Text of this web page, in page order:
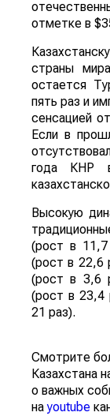
отметке в
страны
остается
пять раз и
сенсацией
Если в
года КНР
Высокую
(рост в
(рост в 22,6
(рост в 3,6
(рост в
21 раз).
Смотрите
Казахстана
о важных
наyoutube